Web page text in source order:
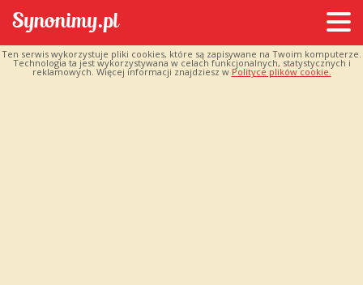
Ten serwis wykorzystuje pliki cookies, które są zapisywane na Twoim komputerze.
Technologia ta jest wykorzystywana w celach funkcjonalnych, statystycznych i
reklamowych. Więcej informacji znajdziesz w Polityce plików cookie.